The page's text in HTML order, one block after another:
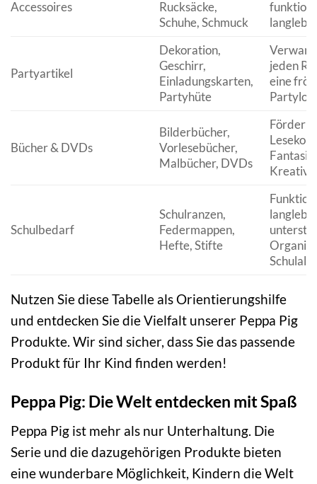
Accessoires
Rucksäcke,
Schuhe, Schmuck
langlebig
Partyartikel
Dekoration,
Geschirr,
Einladungskarten,
Partyhüte
jeden
eine
Bücher & DVDs
Bilderbücher,
Vorlesebücher,
Malbücher, DVDs
Fantasie
Schulbedarf
Schulranzen,
Federmappen,
Hefte, Stifte
Nutzen Sie diese Tabelle als Orientierungshilfe
und entdecken Sie die Vielfalt unserer Peppa Pig
Produkte. Wir sind sicher, dass Sie das passende
Produkt für Ihr Kind finden werden!
Peppa Pig: Die Welt entdecken mit Spaß
Peppa Pig ist mehr als nur Unterhaltung. Die
Serie und die dazugehörigen Produkte bieten
eine wunderbare Möglichkeit, Kindern die Welt